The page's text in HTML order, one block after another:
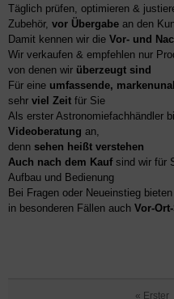
Täglich prüfen, optimieren &
Zubehör, vor Übergabe an den
Damit kennen wir die Vor- und
Wir verkaufen & empfehlen nur
von denen wir überzeugt sind
Für eine umfassende,
sehr viel Zeit für Sie
Als erster Astronomiefachhändler
Videoberatung an,
denn sehen heißt verstehen
Auch nach dem Kaufsind wir für
Aufbau und Bedienung
Bei Fragen oder Neueinstieg
in besonderen Fällen auch Vor-
« Erster